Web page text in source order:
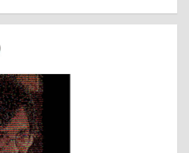
c
h
i
s
t